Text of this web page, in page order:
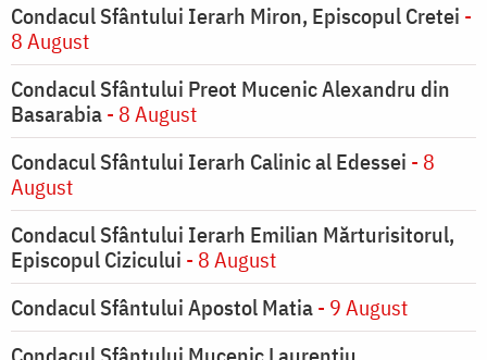
Condacul Sfântului Ierarh Miron, Episcopul Cretei -
8 August
Condacul Sfântului Preot Mucenic Alexandru din
Basarabia- 8 August
Condacul Sfântului Ierarh Calinic al Edessei - 8
August
Condacul Sfântului Ierarh Emilian Mărturisitorul,
Episcopul Cizicului - 8 August
Condacul Sfântului Apostol Matia- 9 August